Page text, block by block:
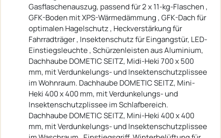
Gasflaschenauszug, passend für 2 x 11-kg-Flaschen ,
GFK-Boden mit XPS-Wärmedämmung , GFK-Dach für
optimalen Hagelschutz , Heckverstärkung für
Fahrradträger , Insektenschutz für Eingangstür, LED-
Einstiegsleuchte , Schürzenleisten aus Aluminium,
Dachhaube DOMETIC SEITZ, Midi-Heki 700 x 500
mm, mit Verdunkelungs- und Insektenschutzplissee
im Wohnraum. Dachhaube DOMETIC SEITZ, Mini-
Heki 400 x 400 mm, mit Verdunkelungs- und
Insektenschutzplissee im Schlafbereich.
Dachhaube DOMETIC SEITZ, Mini-Heki 400 x 400
mm, mit Verdunkelungs- und Insektenschutzplissee